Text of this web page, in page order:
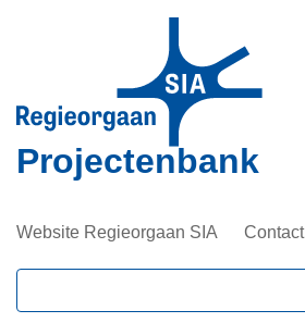
de
inhoud
gaan
Projectenbank
Website Regieorgaan SIA Contact